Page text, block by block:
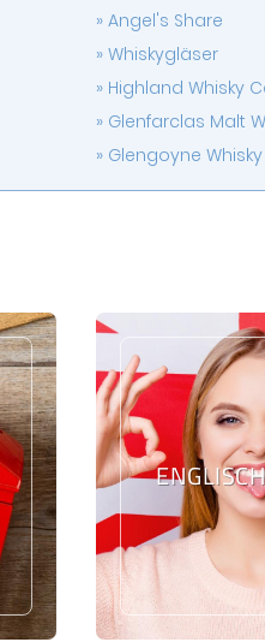
Angel's Share
Whiskygläser
Highland Whisky
Glenfarclas Malt
Glengoyne